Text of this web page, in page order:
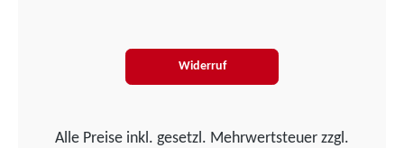
Widerruf
Alle Preise inkl. gesetzl. Mehrwertsteuer zzgl.